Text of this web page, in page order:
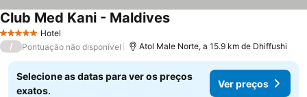
5 Estrelas Hotel
Club Med Kani - Maldives
/ Pontuação não disponível Atol Male Norte, a 15.9 km de Dhiffushi
Selecione as datas para ver os preços
exatos.
Ver preços